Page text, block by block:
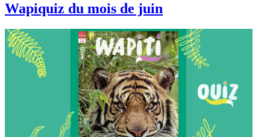
Wapiquiz du mois de juin